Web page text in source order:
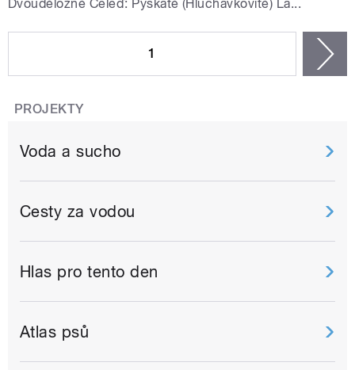
Dvouděložné Čeleď: Pyskaté (Hluchavkovité) La...
1
PROJEKTY
Voda a sucho
Cesty za vodou
Hlas pro tento den
Atlas psů